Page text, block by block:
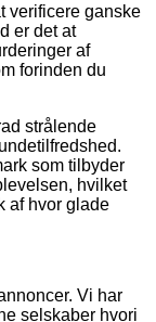
verificere ganske
er det at
af
forinden du
strålende
som tilbyder
hvilket
af hvor glade
Vi har
selskaber hvori